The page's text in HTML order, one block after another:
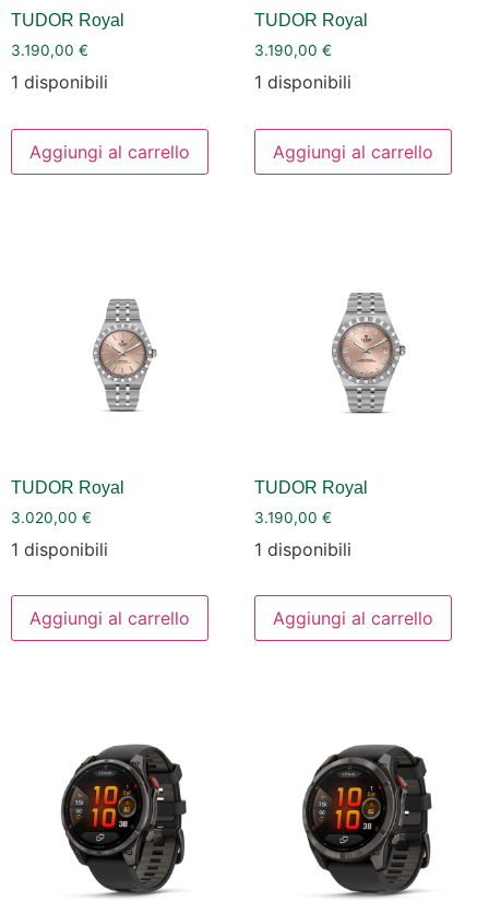
TUDOR Royal
3.190,00 €
1 disponibili
Aggiungi al carrello
TUDOR Royal
3.190,00 €
1 disponibili
Aggiungi al carrello
TUDOR Royal
3.020,00 €
1 disponibili
Aggiungi al carrello
TUDOR Royal
3.190,00 €
1 disponibili
Aggiungi al carrello